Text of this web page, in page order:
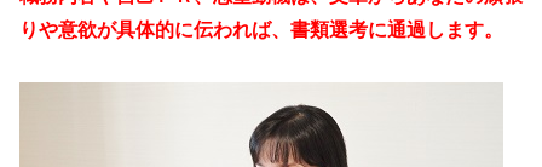
りや意欲が具体的に伝われば、書類選考に通過します。